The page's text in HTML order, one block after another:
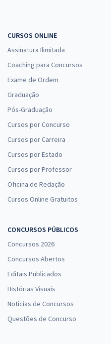
CURSOS ONLINE
Assinatura Ilimitada
Coaching para Concursos
Exame de Ordem
Graduação
Pós-Graduação
Cursos por Concurso
Cursos por Carreira
Cursos por Estado
Cursos por Professor
Oficina de Redação
Cursos Online Gratuitos
CONCURSOS PÚBLICOS
Concursos 2026
Concursos Abertos
Editais Publicados
Histórias Visuais
Notícias de Concursos
Questões de Concurso